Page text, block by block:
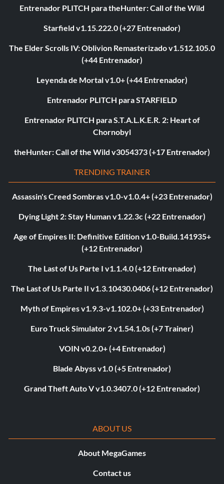
Entrenador PLITCH para theHunter: Call of the Wild
Starfield v1.15.222.0 (+27 Entrenador)
The Elder Scrolls IV: Oblivion Remasterizado v1.512.105.0
(+44 Entrenador)
Leyenda de Mortal v1.0+ (+44 Entrenador)
Entrenador PLITCH para STARFIELD
Entrenador PLITCH para S.T.A.L.K.E.R. 2: Heart of
Chornobyl
theHunter: Call of the Wild v3054373 (+17 Entrenador)
TRENDING TRAINER
Assassin's Creed Sombras v1.0-v1.0.4+ (+23 Entrenador)
Dying Light 2: Stay Human v1.22.3c (+22 Entrenador)
Age of Empires II: Definitive Edition v1.0-Build.141935+
(+12 Entrenador)
The Last of Us Parte I v1.1.4.0 (+12 Entrenador)
The Last of Us Parte II v1.3.10430.0406 (+12 Entrenador)
Myth of Empires v1.9.3-v1.102.0+ (+33 Entrenador)
Euro Truck Simulator 2 v1.54.1.0s (+7 Trainer)
VOIN v0.2.0+ (+4 Entrenador)
Blade Abyss v1.0 (+5 Entrenador)
Grand Theft Auto V v1.0.3407.0 (+12 Entrenador)
ABOUT US
About MegaGames
Contact us